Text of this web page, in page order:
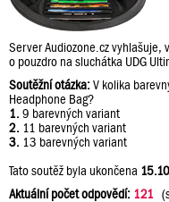
Server Audiozone.cz vyhlašuje,
o pouzdro na sluchátka UDG
Soutěžní otázka:V kolika
Headphone Bag?
1. 9 barevných variant
2. 11 barevných variant
3. 13 barevných variant
Tato soutěž byla ukončena
Aktuální počet odpovědí: 121